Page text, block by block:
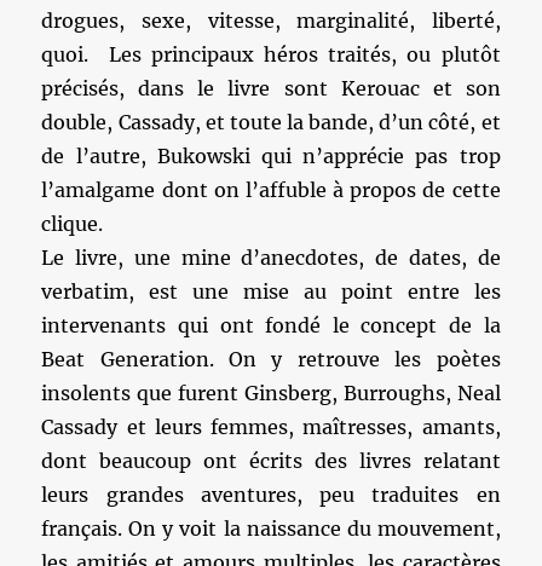
drogues, sexe, vitesse, marginalité, liberté,
quoi. Les principaux héros traités, ou plutôt
précisés, dans le livre sont Kerouac et son
double, Cassady, et toute la bande, d’un côté, et
de l’autre, Bukowski qui n’apprécie pas trop
l’amalgame dont on l’affuble à propos de cette
clique.
Le livre, une mine d’anecdotes, de dates, de
verbatim, est une mise au point entre les
intervenants qui ont fondé le concept de la
Beat Generation. On y retrouve les poètes
insolents que furent Ginsberg, Burroughs, Neal
Cassady et leurs femmes, maîtresses, amants,
dont beaucoup ont écrits des livres relatant
leurs grandes aventures, peu traduites en
français. On y voit la naissance du mouvement,